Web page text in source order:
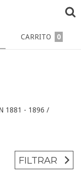
CARRITO 0
1881 - 1896 /
FILTRAR